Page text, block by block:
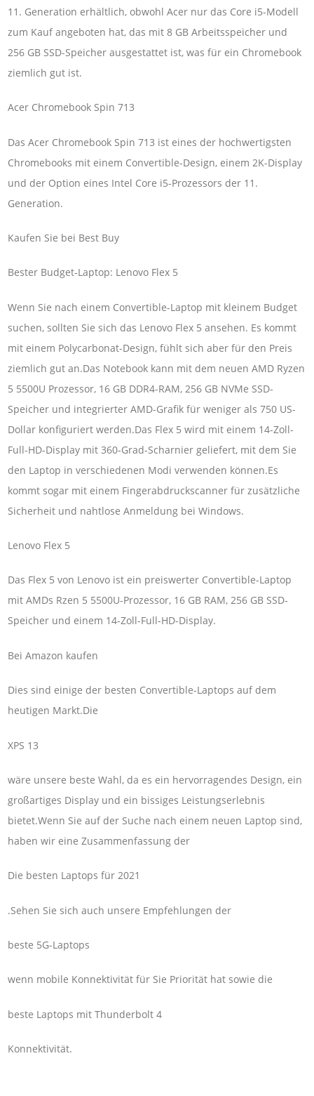
11. Generation erhältlich, obwohl Acer nur das Core i5-Modell
zum Kauf angeboten hat, das mit 8 GB Arbeitsspeicher und
256 GB SSD-Speicher ausgestattet ist, was für ein Chromebook
ziemlich gut ist.
Acer Chromebook Spin 713
Das Acer Chromebook Spin 713 ist eines der hochwertigsten
Chromebooks mit einem Convertible-Design, einem 2K-Display
und der Option eines Intel Core i5-Prozessors der 11.
Generation.
Kaufen Sie bei Best Buy
Bester Budget-Laptop: Lenovo Flex 5
Wenn Sie nach einem Convertible-Laptop mit kleinem Budget
suchen, sollten Sie sich das Lenovo Flex 5 ansehen. Es kommt
mit einem Polycarbonat-Design, fühlt sich aber für den Preis
ziemlich gut an.Das Notebook kann mit dem neuen AMD Ryzen
5 5500U Prozessor, 16 GB DDR4-RAM, 256 GB NVMe SSD-
Speicher und integrierter AMD-Grafik für weniger als 750 US-
Dollar konfiguriert werden.Das Flex 5 wird mit einem 14-Zoll-
Full-HD-Display mit 360-Grad-Scharnier geliefert, mit dem Sie
den Laptop in verschiedenen Modi verwenden können.Es
kommt sogar mit einem Fingerabdruckscanner für zusätzliche
Sicherheit und nahtlose Anmeldung bei Windows.
Lenovo Flex 5
Das Flex 5 von Lenovo ist ein preiswerter Convertible-Laptop
mit AMDs Rzen 5 5500U-Prozessor, 16 GB RAM, 256 GB SSD-
Speicher und einem 14-Zoll-Full-HD-Display.
Bei Amazon kaufen
Dies sind einige der besten Convertible-Laptops auf dem
heutigen Markt.Die
XPS 13
wäre unsere beste Wahl, da es ein hervorragendes Design, ein
großartiges Display und ein bissiges Leistungserlebnis
bietet.Wenn Sie auf der Suche nach einem neuen Laptop sind,
haben wir eine Zusammenfassung der
Die besten Laptops für 2021
.Sehen Sie sich auch unsere Empfehlungen der
beste 5G-Laptops
wenn mobile Konnektivität für Sie Priorität hat sowie die
beste Laptops mit Thunderbolt 4
Konnektivität.